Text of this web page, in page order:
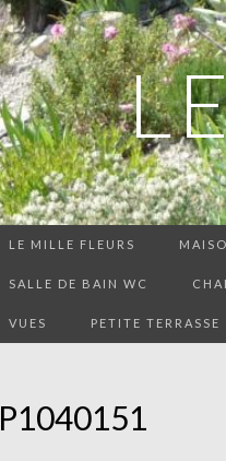
LE MILLE FLEURS
SALLE DE BAIN WC
VUES PETITE TERRASSE
P1040151